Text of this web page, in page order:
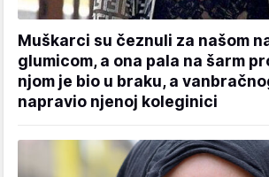
Muškarci su čeznuli za našom
glumicom, a ona pala na šarm
njom je bio u braku, a
napravio njenoj koleginici